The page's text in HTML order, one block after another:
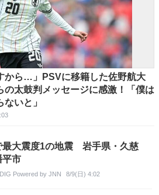
から…」PSVに移籍した佐野航大
の太鼓判メッセージに感激！「僕は
いと」
最大震度1の地震 岩手県・久慈
平市
Powered by JNN 8/9(日) 4:02